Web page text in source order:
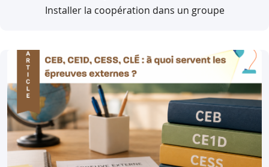
Installer la coopération dans un groupe